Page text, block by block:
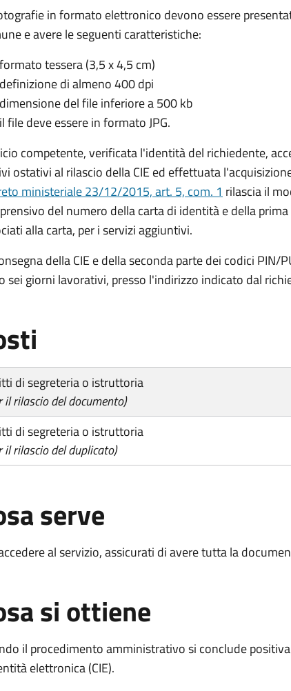
in formato elettronico devono essere
e avere le seguenti caratteristiche:
formato tessera (3,5 x 4,5 cm)
definizione di almeno 400 dpi
dimensione del file inferiore a 500 kb
il file deve essere in formato JPG.
competente, verificata l'identità del richiedente,
ostativi al rilascio della CIE ed effettuata
ministeriale 23/12/2015, art. 5, com. 1 rilascia il
del numero della carta di identità e della
alla carta, per i servizi aggiuntivi.
della CIE e della seconda parte dei codici PIN/
sei giorni lavorativi, presso l'indirizzo indicato dal
di segreteria o istruttoria
il rilascio del documento)
di segreteria o istruttoria
il rilascio del duplicato)
serve
al servizio, assicurati di avere tutta la
si ottiene
il procedimento amministrativo si conclude
elettronica (CIE).